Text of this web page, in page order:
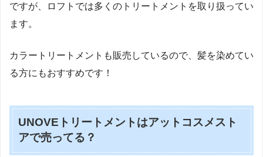
ですが、ロフトでは多くのトリートメントを取り扱ってい
ます。
カラートリートメントも販売しているので、髪を染めてい
る方にもおすすめです！
UNOVEトリートメントはアットコスメスト
アで売ってる？